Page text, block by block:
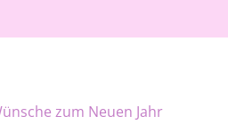
zum Neuen Jahr